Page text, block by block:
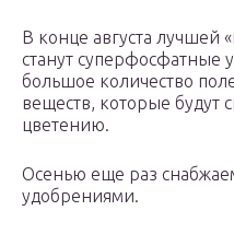
В конце августа лучшей
станут суперфосфатные
большое количество
веществ, которые будут
цветению.
Осенью еще раз
удобрениями.